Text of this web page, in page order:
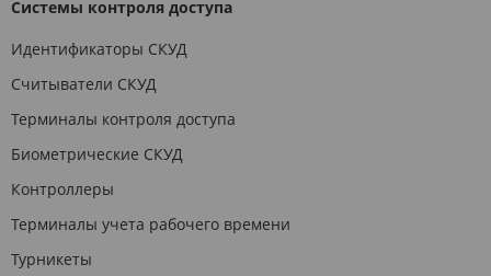
Системы контроля доступа
Идентификаторы СКУД
Считыватели СКУД
Терминалы контроля доступа
Биометрические СКУД
Контроллеры
Терминалы учета рабочего времени
Турникеты